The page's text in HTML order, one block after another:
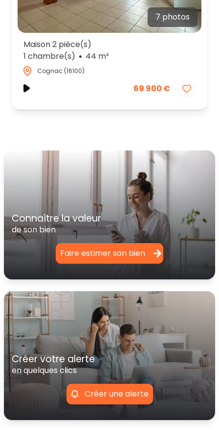
7 photos
Maison 2 pièce(s)
1 chambre(s)
44 m²
Cognac (16100)
69 900 €
connaître la valeur
de son bien
Faire estimer son bien
créer votre alerte
en quelques clics
Créer une alerte